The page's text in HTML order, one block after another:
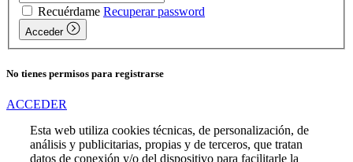
Recuérdame Recuperar password
Acceder
No tienes permisos para registrarse
ACCEDER
Esta web utiliza cookies técnicas, de personalización, de
análisis y publicitarias, propias y de terceros, que tratan
datos de conexión y/o del dispositivo para facilitarle la